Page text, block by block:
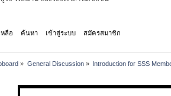
หลือ ค้นหา เข้าสู่ระบบ สมัครสมาชิก
» General Discussion» Introduction for SSS